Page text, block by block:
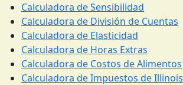
Calculadora de Sensibilidad
Calculadora de División de Cuentas
Calculadora de Elasticidad
Calculadora de Horas Extras
Calculadora de Costos de Alimentos
Calculadora de Impuestos de Illinois